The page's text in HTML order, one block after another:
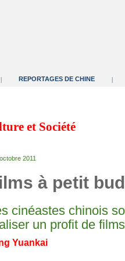
| REPORTAGES DE CHINE |
et Société
2011
à petit
cinéastes chinois
un profit de
Yuankai